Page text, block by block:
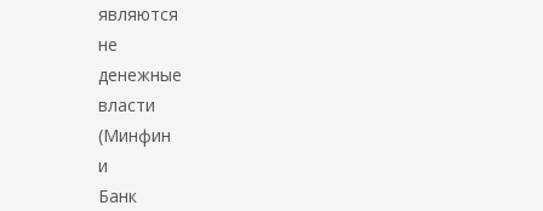
являются
не
денежные
власти
(Минфин
и
Банк